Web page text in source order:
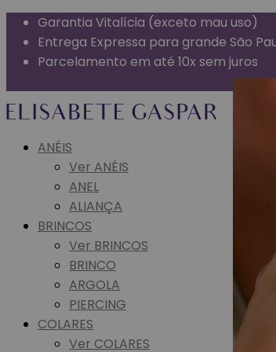
Garantia Vitalícia (exceto mau uso)
Entrega Expressa para grande São
Parcelamento em até 10x sem juros
ANÉIS
Ver ANÉIS
ANEL
ALIANÇA
BRINCOS
Ver BRINCOS
BRINCO
ARGOLA
PIERCING
COLARES
Ver COLARES